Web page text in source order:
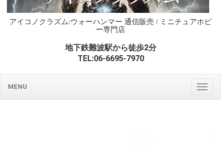
アイコノクラズム:ウォーハンマー 通信販売 / ミニチュアホビ
ー専門店
地下鉄難波駅から徒歩2分
TEL:06-6695-7970
MENU